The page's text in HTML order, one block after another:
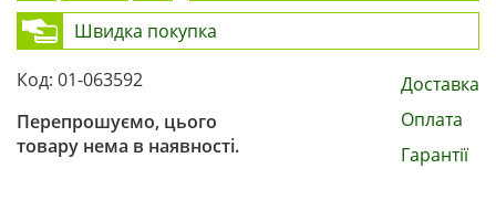
Швидка покупка
Код: 01-063592
Перепрошуємо, цього
товару нема в наявності.
Доставка
Оплата
Гарантії